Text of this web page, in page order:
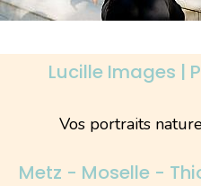
Lucille Images |
Vos portraits
Metz - Moselle -